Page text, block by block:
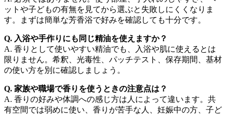
ットや子どもの有無を見てから選ぶと失敗しにくくなりま
す。まずは簡単な芳香浴で好みを確認しても十分です。
Q. 入浴や手作りにも同じ精油を使えますか？
A. 香りとして使いやすい精油でも、入浴や肌に使えるとは
限りません。希釈、光毒性、パッチテスト、保存期間、基材
の使い方を別に確認しましょう。
Q. 家族や職場で香りを使うときの注意点は？
A. 香りの好みや体調への感じ方は人によって違います。共
有空間では弱めに使い、香りが苦手な人、妊娠中の方、子ど